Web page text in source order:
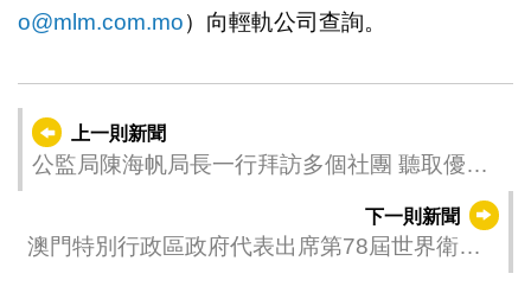
o@mlm.com.mo）向輕軌公司查詢。
上一則新聞
公監局陳海帆局長一行拜訪多個社團 聽取優化
下一則新聞
澳門特別行政區政府代表出席第78屆世界衛生